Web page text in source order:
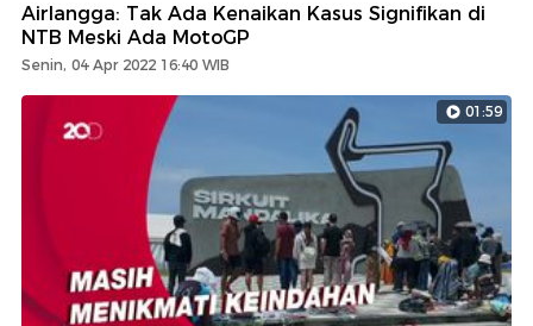
Airlangga: Tak Ada Kenaikan Kasus Signifikan di
NTB Meski Ada MotoGP
Senin, 04 Apr 2022 16:40 WIB
01:59